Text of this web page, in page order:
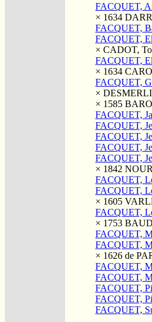
FACQUET,
× 1634
FACQUET,
FACQUET,
× CADOT,
FACQUET,
× 1634
FACQUET,
×
× 1585
FACQUET,
FACQUET,
FACQUET,
FACQUET,
FACQUET,
× 1842
FACQUET,
FACQUET,
× 1605
FACQUET,
× 1753
FACQUET,
FACQUET,
× 1626 de
FACQUET,
FACQUET,
FACQUET,
FACQUET,
FACQUET,